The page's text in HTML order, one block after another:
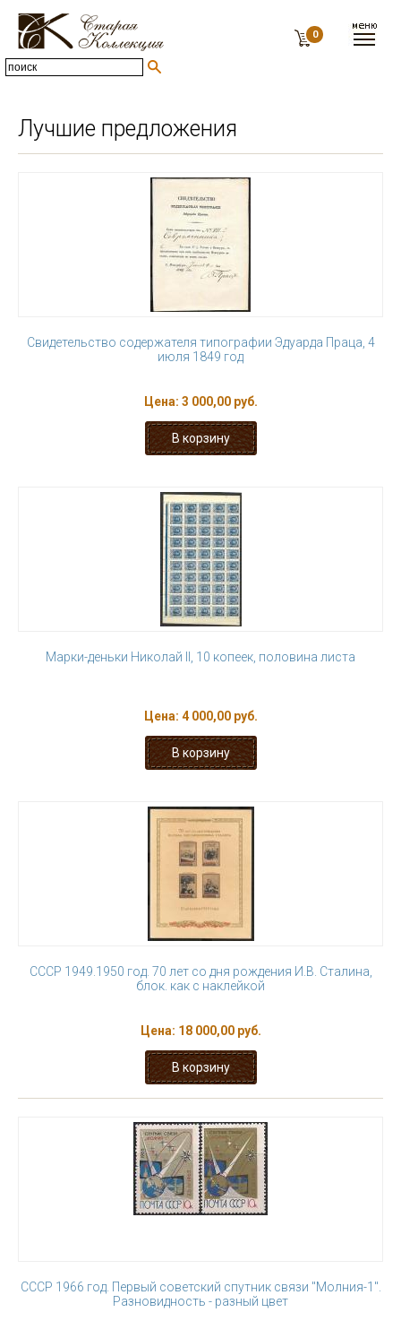
0
Лучшие предложения
Свидетельство содержателя типографии Эдуарда Праца, 4
июля 1849 год
Цена: 3 000,00 руб.
Марки-деньки Николай II, 10 копеек, половина листа
Цена: 4 000,00 руб.
СССР 1949.1950 год. 70 лет со дня рождения И.В. Сталина,
блок. как с наклейкой
Цена: 18 000,00 руб.
СССР 1966 год. Первый советский спутник связи "Молния-1".
Разновидность - разный цвет